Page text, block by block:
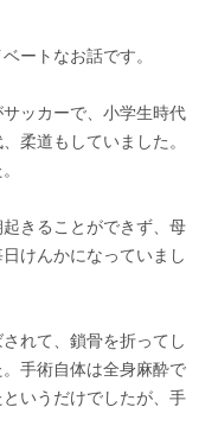
ートなお話です。
ッカーで、小学生時代
柔道もしていました。
きることができず、母
けんかになっていまし
れて、鎖骨を折ってし
手術自体は全身麻酔で
いうだけでしたが、手